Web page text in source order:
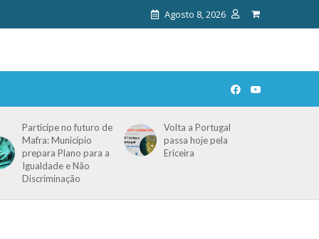
Agosto 8, 2026
Participe no futuro de
Mafra: Município
prepara Plano para a
Igualdade e Não
Discriminação
Volta a Portugal
passa hoje pela
Ericeira